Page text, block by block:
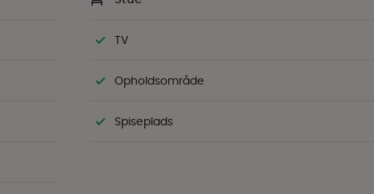
TV
Opholdsområde
Spiseplads